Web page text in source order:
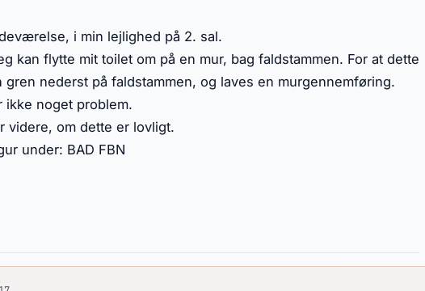
i min lejlighed på 2. sal.
kan flytte mit toilet om på en mur, bag faldstammen. For at dette
nederst på faldstammen, og laves en murgennemføring.
ikke noget problem.
videre, om dette er lovligt.
under: BAD FBN